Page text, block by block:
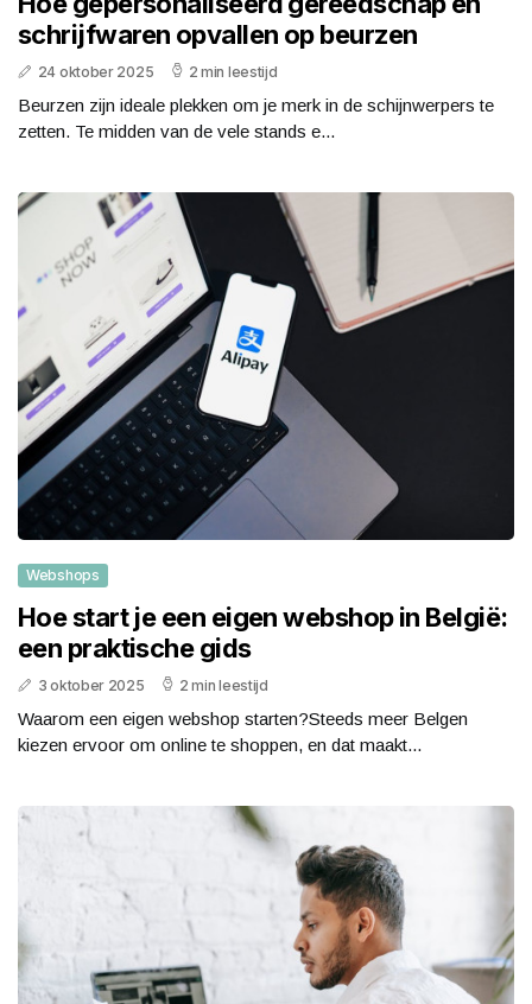
schrijfwaren opvallen op beurzen
24 oktober 2025 2 min leestijd
Beurzen zijn ideale plekken om je merk in de schijnwerpers te
zetten. Te midden van de vele stands e...
Webshops
Hoe start je een eigen webshop in België:
een praktische gids
3 oktober 2025 2 min leestijd
Waarom een eigen webshop starten?Steeds meer Belgen
kiezen ervoor om online te shoppen, en dat maakt...